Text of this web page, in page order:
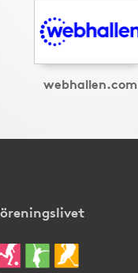
webhallen.com